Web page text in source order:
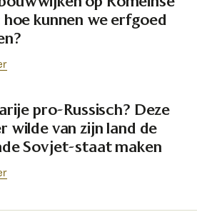
kunnen we erfgoed
pro-Russisch? Deze
wilde van zijn land de
Sovjet-staat maken